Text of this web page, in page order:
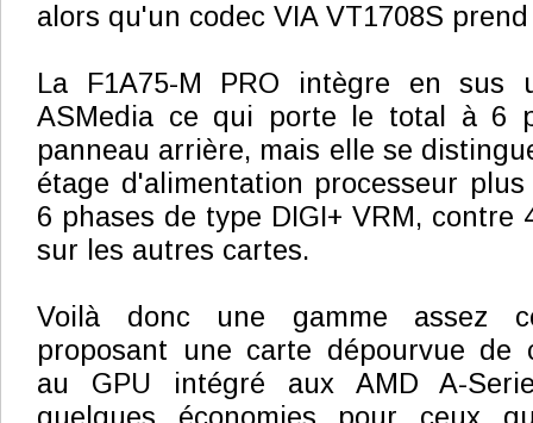
alors qu'un codec VIA VT1708S
La F1A75-M PRO intègre en sus
ASMedia ce qui porte le total à 6
panneau arrière, mais elle se
étage d'alimentation processeur
6 phases de type DIGI+ VRM, contre
sur les autres cartes.
Voilà donc une gamme assez
proposant une carte dépourvue de
au GPU intégré aux AMD A-